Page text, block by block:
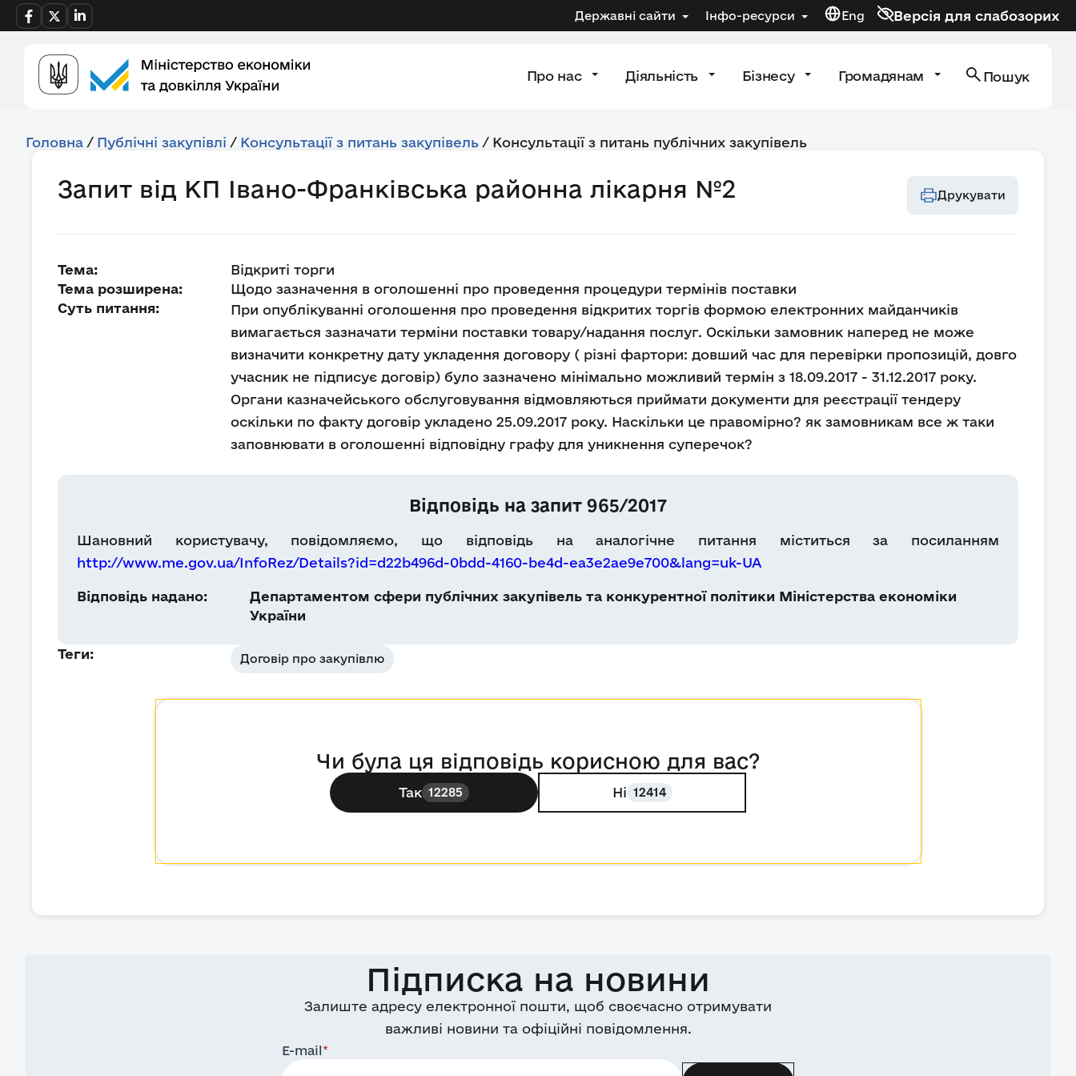
Державні сайти Інфо-ресурси Eng Версія для слабозорих
Про нас Діяльність Бізнесу Громадянам Пошук
Головна / Публічні закупівлі / Консультації з питань закупівель / Консультації з питань публічних закупівель
Запит від КП Івано-Франківська районна лікарня №2 Друкувати
Тема:
Відкриті торги
Тема розширена:
Щодо зазначення в оголошенні про проведення процедури термінів поставки
Суть питання:
При опублікуванні оголошення про проведення відкритих торгів формою електронних майданчиків
вимагається зазначати терміни поставки товару/надання послуг. Оскільки замовник наперед не може
визначити конкретну дату укладення договору ( різні фартори: довший час для перевірки пропозицій, довго
учасник не підписує договір) було зазначено мінімально можливий термін з 18.09.2017 - 31.12.2017 року.
Органи казначейського обслуговування відмовляються приймати документи для реєстрації тендеру
оскільки по факту договір укладено 25.09.2017 року. Наскільки це правомірно? як замовникам все ж таки
заповнювати в оголошенні відповідну графу для уникнення суперечок?
Відповідь на запит 965/2017
Шановний користувачу, повідомляємо, що відповідь на аналогічне питання міститься за посиланням
http://www.me.gov.ua/InfoRez/Details?id=d22b496d-0bdd-4160-be4d-ea3e2ae9e700&lang=uk-UA
Відповідь надано:
Департаментом сфери публічних закупівель та конкурентної політики Міністерства економіки
України
Теги: Договір про закупівлю
Чи була ця відповідь корисною для вас?
Так 12285 Ні 12414
Підписка на новини
Залиште адресу електронної пошти, щоб своєчасно отримувати
важливі новини та офіційні повідомлення.
E-mail*